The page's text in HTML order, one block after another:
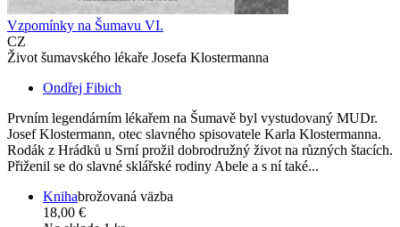
Vzpomínky na Šumavu VI.
CZ
Život šumavského lékaře Josefa Klostermanna
Ondřej Fibich
Prvním legendárním lékařem na Šumavě byl vystudovaný MUDr.
Josef Klostermann, otec slavného spisovatele Karla Klostermanna.
Rodák z Hrádků u Srní prožil dobrodružný život na různých štacích.
Přiženil se do slavné sklářské rodiny Abele a s ní také...
Knihabrožovaná väzba
18,00 €